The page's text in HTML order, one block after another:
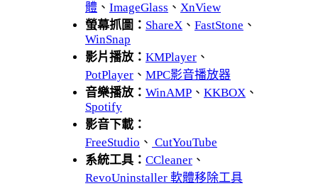
體 、 ImageGlass 、 XnView
螢幕抓圖： ShareX 、 FastStone 、
WinSnap
影片播放： KMPlayer 、
PotPlayer 、 MPC影音播放器
音樂播放： WinAMP 、 KKBOX 、
Spotify
影音下載：
FreeStudio 、 CutYouTube
系統工具： CCleaner 、
RevoUninstaller 軟體移除工具